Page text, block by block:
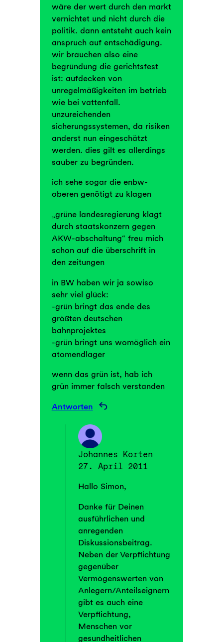
wäre der wert durch den markt
vernichtet und nicht durch die
politik. dann entsteht auch kein
anspruch auf entschädigung.
wir brauchen also eine
begründung die gerichtsfest
ist: aufdecken von
unregelmäßigkeiten im betrieb
wie bei vattenfall.
unzureichenden
sicherungssystemen, da risiken
anderst nun eingeschätzt
werden. dies gilt es allerdings
sauber zu begründen.
ich sehe sogar die enbw-
oberen genötigt zu klagen
„grüne landesregierung klagt
durch staatskonzern gegen
AKW-abschaltung“ freu mich
schon auf die überschrift in
den zeitungen
in BW haben wir ja sowiso
sehr viel glück:
-grün bringt das ende des
größten deutschen
bahnprojektes
-grün bringt uns womöglich ein
atomendlager
wenn das grün ist, hab ich
grün immer falsch verstanden
Antworten
Johannes Korten
27. April 2011
Hallo Simon,
Danke für Deinen
ausführlichen und
anregenden
Diskussionsbeitrag.
Neben der Verpflichtung
gegenüber
Vermögenswerten von
Anlegern/Anteilseignern
gibt es auch eine
Verpflichtung,
Menschen vor
gesundheitlichen